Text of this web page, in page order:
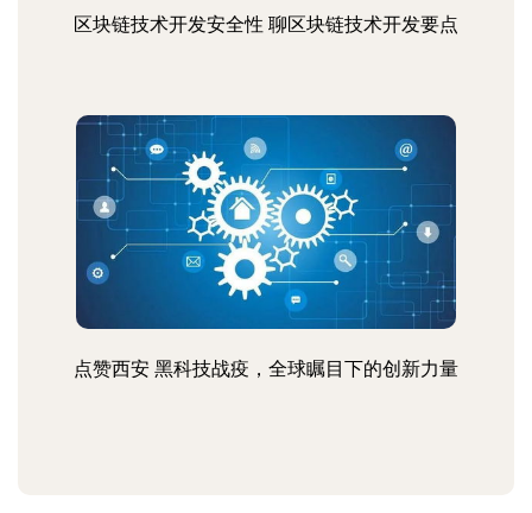
区块链技术开发安全性 聊区块链技术开发要点
点赞西安 黑科技战疫，全球瞩目下的创新力量